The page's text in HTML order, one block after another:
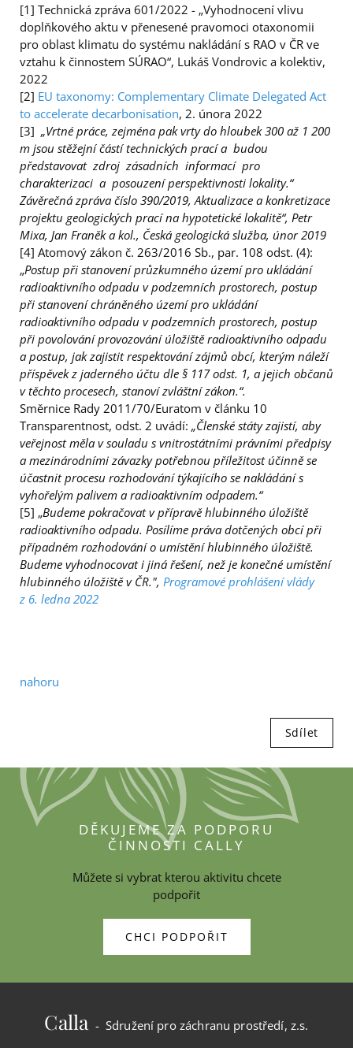
[1] Technická zpráva 601/2022 - „Vyhodnocení vlivu
doplňkového aktu v přenesené pravomoci otaxonomii
pro oblast klimatu do systému nakládání s RAO v ČR ve
vztahu k činnostem SÚRAO“, Lukáš Vondrovic a kolektiv,
2022
[2] EU taxonomy: Complementary Climate Delegated Act
to accelerate decarbonisation, 2. února 2022
[3] „Vrtné práce, zejména pak vrty do hloubek 300 až 1 200
m jsou stěžejní částí technických prací a budou
představovat zdroj zásadních informací pro
charakterizaci a posouzení perspektivnosti lokality.“
Závěrečná zpráva číslo 390/2019, Aktualizace a konkretizace
projektu geologických prací na hypotetické lokalitě“, Petr
Mixa, Jan Franěk a kol., Česká geologická služba, únor 2019
[4] Atomový zákon č. 263/2016 Sb., par. 108 odst. (4):
„Postup při stanovení průzkumného území pro ukládání
radioaktivního odpadu v podzemních prostorech, postup
při stanovení chráněného území pro ukládání
radioaktivního odpadu v podzemních prostorech, postup
při povolování provozování úložiště radioaktivního odpadu
a postup, jak zajistit respektování zájmů obcí, kterým náleží
příspěvek z jaderného účtu dle § 117 odst. 1, a jejich občanů
v těchto procesech, stanoví zvláštní zákon.“.
Směrnice Rady 2011/70/Euratom v článku 10
Transparentnost, odst. 2 uvádí: „Členské státy zajistí, aby
veřejnost měla v souladu s vnitrostátními právními předpisy
a mezinárodními závazky potřebnou příležitost účinně se
účastnit procesu rozhodování týkajícího se nakládání s
vyhořelým palivem a radioaktivním odpadem.“
[5] „Budeme pokračovat v přípravě hlubinného úložiště
radioaktivního odpadu. Posílíme práva dotčených obcí při
případném rozhodování o umístění hlubinného úložiště.
Budeme vyhodnocovat i jiná řešení, než je konečné umístění
hlubinného úložiště v ČR.", Programové prohlášení vlády
z 6. ledna 2022
nahoru
Sdílet
DĚKUJEME ZA PODPORU
ČINNOSTI CALLY
Můžete si vybrat kterou aktivitu chcete
podpořit
CHCI PODPOŘIT
Calla - Sdružení pro záchranu prostředí, z.s.